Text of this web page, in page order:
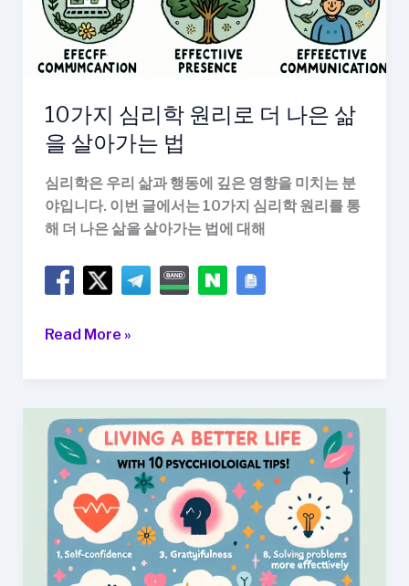
10가지 심리학 원리로 더 나은 삶
을 살아가는 법
심리학은 우리 삶과 행동에 깊은 영향을 미치는 분
야입니다. 이번 글에서는 10가지 심리학 원리를 통
해 더 나은 삶을 살아가는 법에 대해
10
리
학
원
로
더
나
Read More »